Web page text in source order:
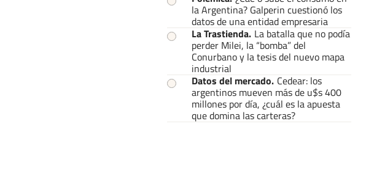
la Argentina? Galperin cuestionó los
datos de una entidad empresaria
La Trastienda. La batalla que no podía
perder Milei, la “bomba” del
Conurbano y la tesis del nuevo mapa
industrial
Datos del mercado. Cedear: los
argentinos mueven más de u$s 400
millones por día, ¿cuál es la apuesta
que domina las carteras?